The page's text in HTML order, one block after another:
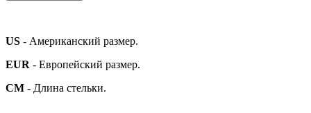
US - Американский размер.
EUR - Европейский размер.
СМ - Длина стельки.